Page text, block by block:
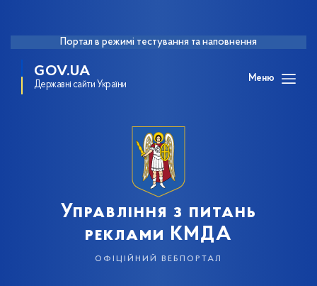
Портал в режимі тестування та наповнення
GOV.UA
Державні сайти України
Меню
Управління з питань
реклами КМДА
офіційний вебпортал